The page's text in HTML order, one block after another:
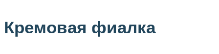
Кремовая фиалка